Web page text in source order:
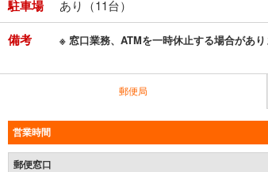
駐車場 あり（11台）
備考 ※ 窓口業務、ATMを一時休止する場合があり
郵便局
営業時間
郵便窓口